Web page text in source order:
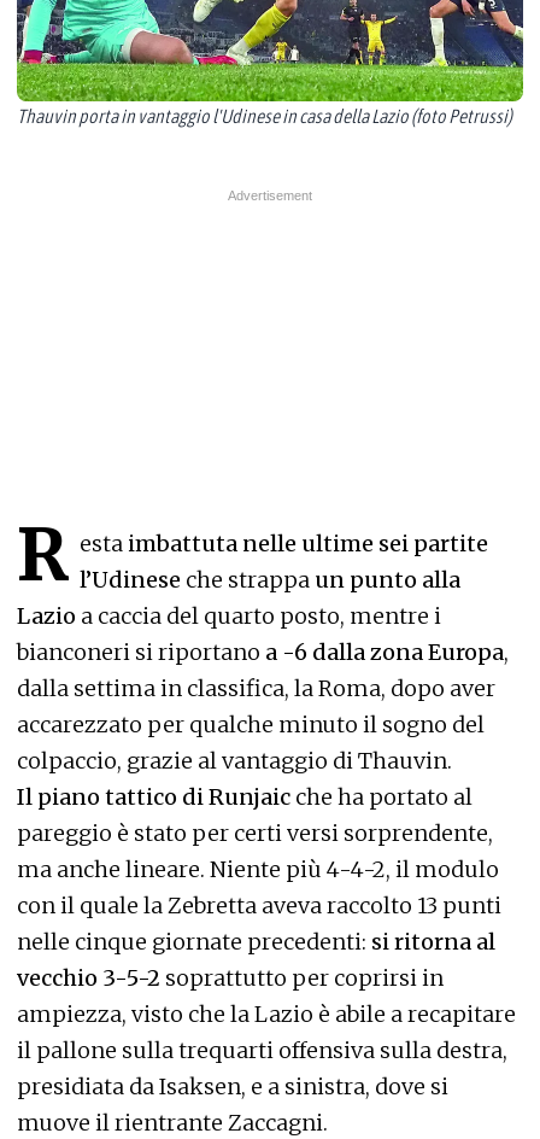
Thauvin porta in vantaggio l'Udinese in casa della Lazio (foto Petrussi)
R esta imbattuta nelle ultime sei partite
l’Udinese che strappa un punto alla
Lazio a caccia del quarto posto, mentre i
bianconeri si riportano a -6 dalla zona Europa,
dalla settima in classifica, la Roma, dopo aver
accarezzato per qualche minuto il sogno del
colpaccio, grazie al vantaggio di Thauvin.
Il piano tattico di Runjaic che ha portato al
pareggio è stato per certi versi sorprendente,
ma anche lineare. Niente più 4-4-2, il modulo
con il quale la Zebretta aveva raccolto 13 punti
nelle cinque giornate precedenti: si ritorna al
vecchio 3-5-2 soprattutto per coprirsi in
ampiezza, visto che la Lazio è abile a recapitare
il pallone sulla trequarti offensiva sulla destra,
presidiata da Isaksen, e a sinistra, dove si
muove il rientrante Zaccagni.